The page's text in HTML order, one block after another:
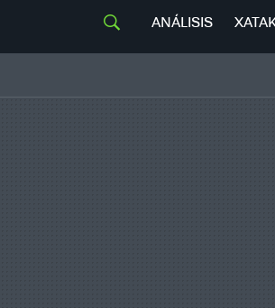
ANÁLISIS